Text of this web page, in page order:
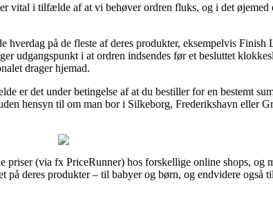
vital i tilfælde af at vi behøver ordren fluks, og i det øjemed
på de fleste af deres produkter, eksempelvis Finish
udgangspunkt i at ordren indsendes før et besluttet
drager hjemad.
er det under betingelse af at du bestiller for en bestemt
hensyn til om man bor i Silkeborg, Frederikshavn eller
priser (via fx PriceRunner) hos forskellige online shops, og
deres produkter – til babyer og børn, og endvidere også